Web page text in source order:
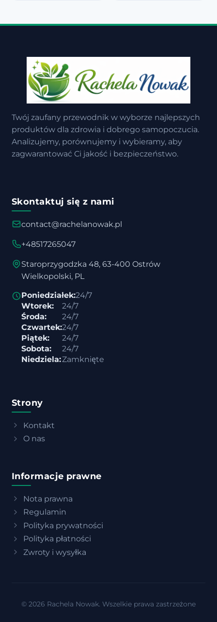
Twój zaufany przewodnik w wyborze najlepszych
produktów dla zdrowia i dobrego samopoczucia.
Analizujemy, porównujemy i wybieramy, aby
zagwarantować Ci jakość i bezpieczeństwo.
Skontaktuj się z nami
contact@rachelanowak.pl
+48517265047
Staroprzygodzka 48, 63-400 Ostrów
Wielkopolski, PL
Poniedziałek:24/7
Wtorek:
24/7
Środa:
24/7
Czwartek:24/7
Piątek:
24/7
Sobota:
24/7
Niedziela:Zamknięte
Strony
Kontakt
O nas
Informacje prawne
Nota prawna
Regulamin
Polityka prywatności
Polityka płatności
Zwroty i wysyłka
© 2026 Rachela Nowak. Wszelkie prawa zastrzeżone